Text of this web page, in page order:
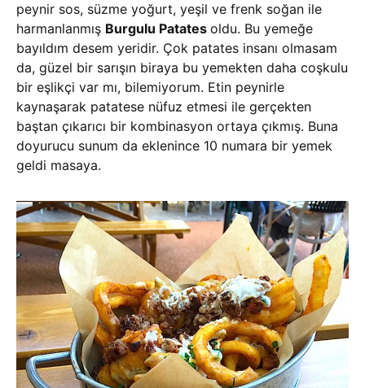
peynir sos, süzme yoğurt, yeşil ve frenk soğan ile
harmanlanmış Burgulu Patates oldu. Bu yemeğe
bayıldım desem yeridir. Çok patates insanı olmasam
da, güzel bir sarışın biraya bu yemekten daha coşkulu
bir eşlikçi var mı, bilemiyorum. Etin peynirle
kaynaşarak patatese nüfuz etmesi ile gerçekten
baştan çıkarıcı bir kombinasyon ortaya çıkmış. Buna
doyurucu sunum da eklenince 10 numara bir yemek
geldi masaya.